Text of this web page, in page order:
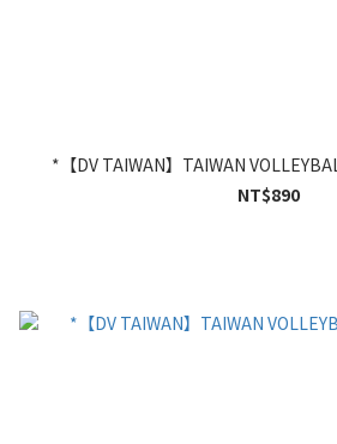
*【DV TAIWAN】TAIWAN
NT$890